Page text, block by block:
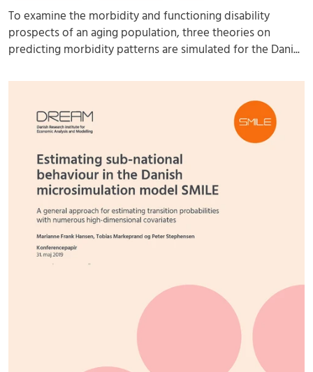
To examine the morbidity and functioning disability
prospects of an aging population, three theories on
predicting morbidity patterns are simulated for the Dani...